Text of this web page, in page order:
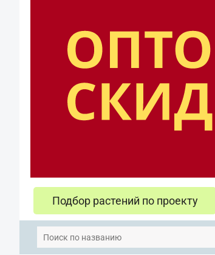
Подбор растений по проекту